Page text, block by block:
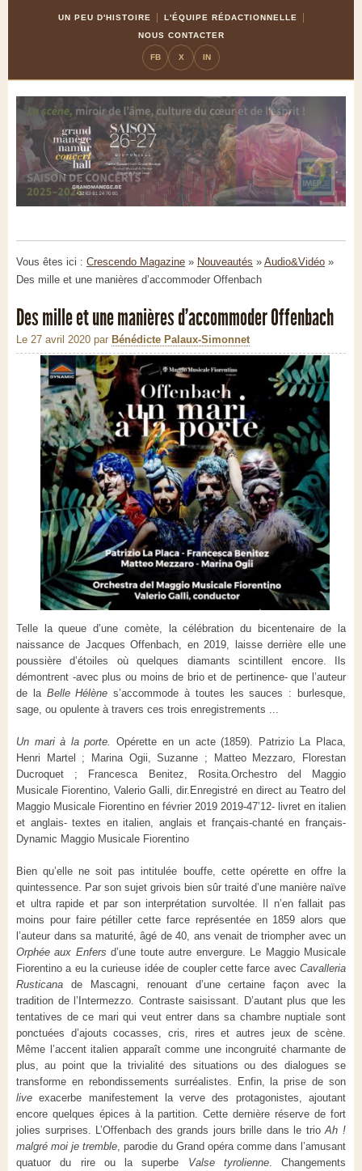
UN PEU D'HISTOIRE
L'ÉQUIPE RÉDACTIONNELLE
NOUS CONTACTER
FB X IN
Vous êtes ici : Crescendo Magazine » Nouveautés » Audio&Vidéo »
Des mille et une manières d’accommoder Offenbach
Des mille et une manières d’accommoder Offenbach
Le 27 avril 2020 par Bénédicte Palaux-Simonnet
Telle la queue d’une comète, la célébration du bicentenaire de la
naissance de Jacques Offenbach, en 2019, laisse derrière elle une
poussière d’étoiles où quelques diamants scintillent encore. Ils
démontrent -avec plus ou moins de brio et de pertinence- que l’auteur
de la Belle Hélènes’accommode à toutes les sauces : burlesque,
sage, ou opulente à travers ces trois enregistrements ...
Un mari à la porte. Opérette en un acte(1859). Patrizio La Placa,
Henri Martel ; Marina Ogii, Suzanne ; Matteo Mezzaro, Florestan
Ducroquet ; Francesca Benitez, Rosita. Orchestro del Maggio
Musicale Fiorentino,Valerio Galli, dir. Enregistré en direct au Teatro del
Maggio Musicale Fiorentino en février 2019 2019-47’12- livret en italien
et anglais- textes en italien, anglais et français-chanté en français-
Dynamic Maggio Musicale Fiorentino
Bien qu’elle ne soit pas intitulée bouffe, cette opérette en offre la
quintessence. Par son sujet grivois bien sûr traité d’une manière naïve
et ultra rapide et par son interprétation survoltée. Il n’en fallait pas
moins pour faire pétiller cette farce représentée en 1859 alors que
l’auteur dans sa maturité, âgé de 40, ans venait de triompher avec un
Orphée aux Enfers d’une toute autre envergure. Le Maggio Musicale
Fiorentino a eu la curieuse idée de coupler cette farce avec Cavalleria
Rusticana de Mascagni, renouant d’une certaine façon avec la
tradition de l’Intermezzo. Contraste saisissant. D’autant plus que les
tentatives de ce mari qui veut entrer dans sa chambre nuptiale sont
ponctuées d’ajouts cocasses, cris, rires et autres jeux de scène.
Même l’accent italien apparaît comme une incongruité charmante de
plus, au point que la trivialité des situations ou des dialogues se
transforme en rebondissements surréalistes. Enfin, la prise de son
live exacerbe manifestement la verve des protagonistes, ajoutant
encore quelques épices à la partition. Cette dernière réserve de fort
jolies surprises. L’Offenbach des grands jours brille dans le trioAh !
malgré moi je tremble , parodie du Grand opéra comme dans l’amusant
quatuor du rire ou la superbe Valse tyrolienne. Changements